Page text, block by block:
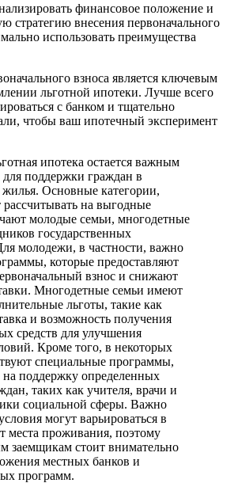
финансовое положение и
стратегию внесения первоначального
использовать преимущества
взноса является ключевым
льготной ипотеки. Лучше всего
с банком и тщательно
чтобы ваш ипотечный эксперимент
ипотека остается важным
поддержки граждан в
Основные категории,
рассчитывать на выгодные
молодые семьи, многодетные
государственных
молодежи, в частности, важно
которые предоставляют
взнос и снижают
Многодетные семьи имеют
льготы, такие как
и возможность получения
средств для улучшения
Кроме того, в некоторых
специальные программы,
поддержку определенных
таких как учителя, врачи и
социальной сферы. Важно
могут варьироваться в
места проживания, поэтому
заемщикам стоит внимательно
местных банков и
программ.